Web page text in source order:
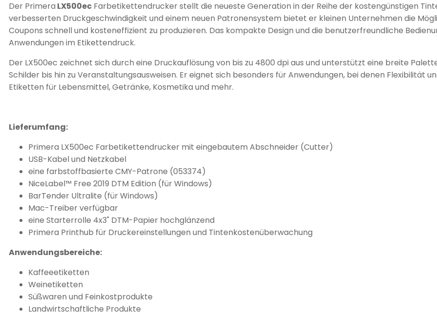
Der Primera LX500ec Farbetikettendrucker stellt die neueste Generation in der Reihe der kostengünstigen
verbesserten Druckgeschwindigkeit und einem neuen Patronensystem bietet er kleinen Unternehmen die
Coupons schnell und kosteneffizient zu produzieren. Das kompakte Design und die benutzerfreundliche
Anwendungen im Etikettendruck.
Der LX500ec zeichnet sich durch eine Druckauflösung von bis zu 4800 dpi aus und unterstützt eine breite
Schilder bis hin zu Veranstaltungsausweisen. Er eignet sich besonders für Anwendungen, bei denen Flexibilität
Etiketten für Lebensmittel, Getränke, Kosmetika und mehr.
Lieferumfang:
Primera LX500ec Farbetikettendrucker mit eingebautem Abschneider (Cutter)
USB-Kabel und Netzkabel
eine farbstoffbasierte CMY-Patrone (053374)
NiceLabel™ Free 2019 DTM Edition (für Windows)
BarTender Ultralite (für Windows)
Mac-Treiber verfügbar
eine Starterrolle 4x3" DTM-Papier hochglänzend
Primera Printhub für Druckereinstellungen und Tintenkostenüberwachung
Anwendungsbereiche:
Kaffeeetiketten
Weinetiketten
Süßwaren und Feinkostprodukte
Landwirtschaftliche Produkte